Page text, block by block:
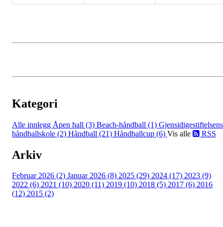
Kategori
Alle innlegg Åpen hall (3) Beach-håndball (1) Gjensidigestiftelsens
håndballskole (2) Håndball (21) Håndballcup (6) Vis alle RSS
Arkiv
Februar 2026 (2) Januar 2026 (8) 2025 (29) 2024 (17) 2023 (9)
2022 (6) 2021 (10) 2020 (11) 2019 (10) 2018 (5) 2017 (6) 2016
(12) 2015 (2)